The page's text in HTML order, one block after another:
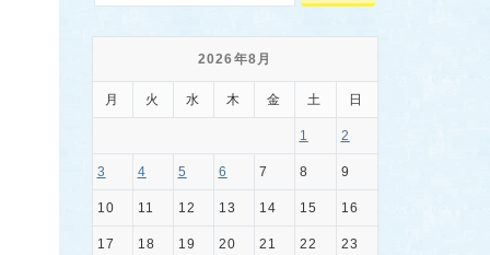
2026年8月
月 火 水 木 金 土 日
1 2
3 4 5 6 7 8 9
10 11 12 13 14 15 16
17 18 19 20 21 22 23